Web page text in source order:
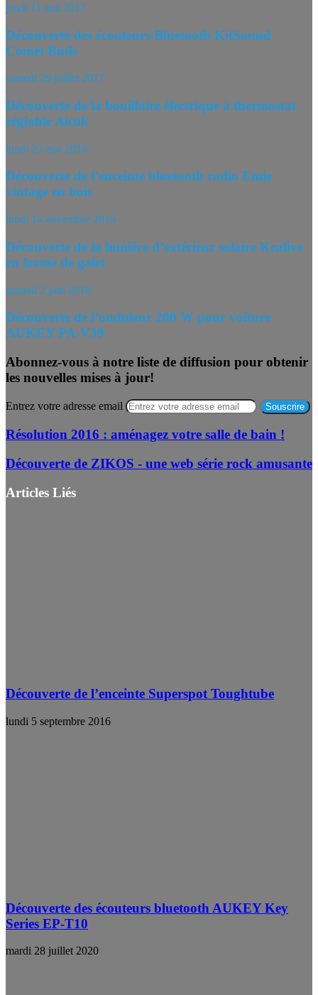
jeudi 11 mai 2017
Découverte des écouteurs Bluetooth KitSound
Comet Buds
samedi 29 juillet 2017
Découverte de la bouilloire électrique à thermostat
réglable Aicok
lundi 23 mai 2016
Découverte de l’enceinte bluetooth radio Emie
vintage en bois
lundi 14 novembre 2016
Découverte de la lumière d’extérieur solaire Kealive
en forme de galet
samedi 2 juin 2018
Découverte de l’onduleur 200 W pour voiture
AUKEY PA-V39
Abonnez-vous à notre liste de diffusion pour obtenir
les nouvelles mises à jour!
Entrez votre adresse email
Résolution 2016 : aménagez votre salle de bain !
Découverte de ZIKOS - une web série rock amusante
Articles Liés
Découverte de l’enceinte Superspot Toughtube
lundi 5 septembre 2016
Découverte des écouteurs bluetooth AUKEY Key
Series EP-T10
mardi 28 juillet 2020